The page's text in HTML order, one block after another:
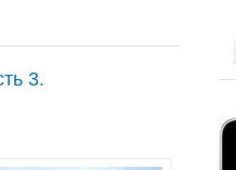
3.